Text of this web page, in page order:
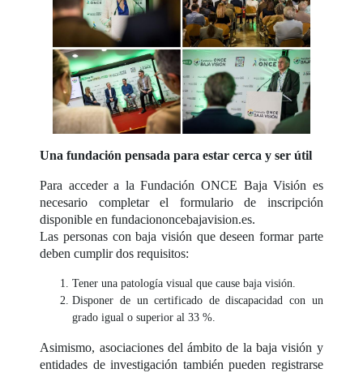
Una fundación pensada para estar cerca y ser útil
Para acceder a la Fundación ONCE Baja Visión es
necesario completar el formulario de inscripción
disponible en fundaciononcebajavision.es.
Las personas con baja visión que deseen formar parte
deben cumplir dos requisitos:
Tener una patología visual que cause baja visión.
Disponer de un certificado de discapacidad con un
grado igual o superior al 33 %.
Asimismo, asociaciones del ámbito de la baja visión y
entidades de investigación también pueden registrarse